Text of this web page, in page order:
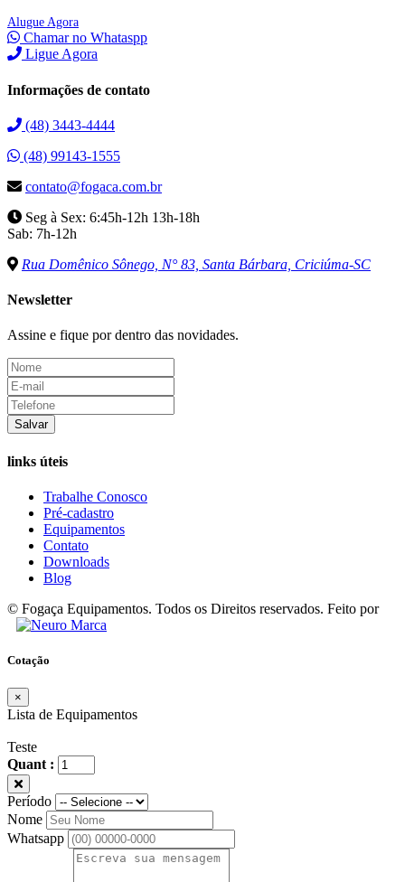
Alugue Agora
Chamar no Whataspp
Ligue Agora
Informações de contato
(48) 3443-4444
(48) 99143-1555
contato@fogaca.com.br
Seg à Sex: 6:45h-12h 13h-18h
Sab: 7h-12h
Rua Domênico Sônego, N° 83, Santa Bárbara, Criciúma-SC
Newsletter
Assine e fique por dentro das novidades.
Salvar
links úteis
Trabalhe Conosco
Pré-cadastro
Equipamentos
Contato
Downloads
Blog
© Fogaça Equipamentos. Todos os Direitos reservados. Feito por
Cotação
×
Lista de Equipamentos
Teste
Quant :
Período
Nome
Whatsapp